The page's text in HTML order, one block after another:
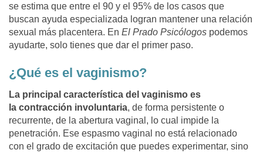
se estima que entre el 90 y el 95% de los casos que
buscan ayuda especializada logran mantener una relación
sexual más placentera. En El Prado Psicólogos podemos
ayudarte, solo tienes que dar el primer paso.
¿Qué es el vaginismo?
La principal característica del vaginismo es
la contracción involuntaria, de forma persistente o
recurrente, de la abertura vaginal, lo cual impide la
penetración. Ese espasmo vaginal no está relacionado
con el grado de excitación que puedes experimentar, sino